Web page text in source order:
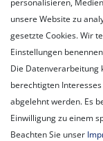
Unternehmen
Unser Ballon-
Unsere Mitarbeiter
Datenschutzerklärung
AGB
Impressum
personalisieren,
unsere Website zu
gesetzte Cookies. Wir
Einstellungen
Die Datenverarbeitung
berechtigten
abgelehnt werden. Es
Einwilligung zu einem
Beachten Sie unser